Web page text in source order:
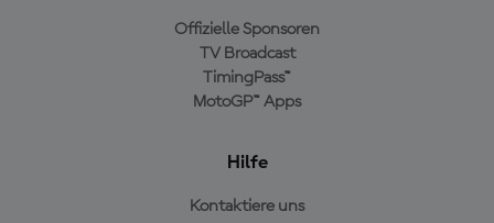
Offizielle Sponsoren
TV Broadcast
TimingPass™
MotoGP™ Apps
Hilfe
Kontaktiere uns